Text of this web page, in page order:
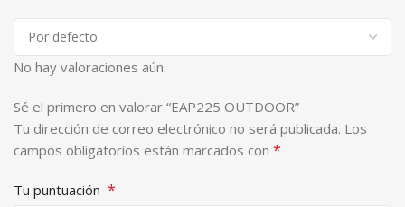
No hay valoraciones aún.
Sé el primero en valorar “EAP225 OUTDOOR”
Tu dirección de correo electrónico no será publicada. Los
campos obligatorios están marcados con *
Tu puntuación *